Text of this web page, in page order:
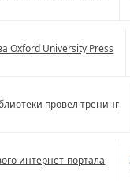
Oxford University Press
провел тренинг
интернет-портала